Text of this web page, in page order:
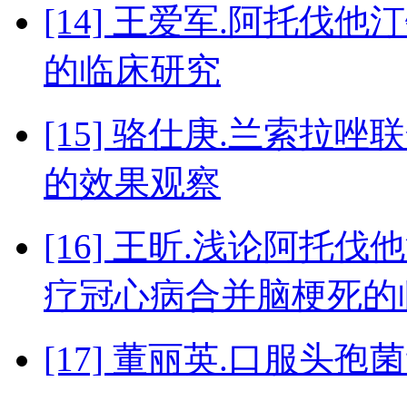
[14] 王爱军.阿托伐他
的临床研究
[15] 骆仕庚.兰索拉唑
的效果观察
[16] 王昕.浅论阿托伐
疗冠心病合并脑梗死的
[17] 董丽英.口服头孢